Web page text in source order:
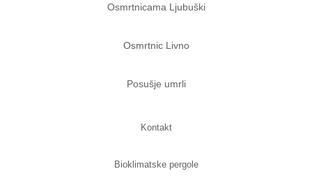
Osmrtnicama Ljubuški
Osmrtnic Livno
Posušje umrli
Kontakt
Bioklimatske pergole